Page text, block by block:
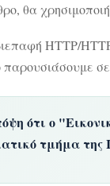
θα
HTTP/
παρουσιάσουμε
ότι ο
τμήμα